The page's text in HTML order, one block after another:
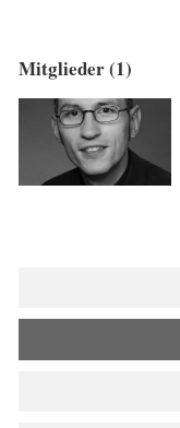
Mitglieder (1)